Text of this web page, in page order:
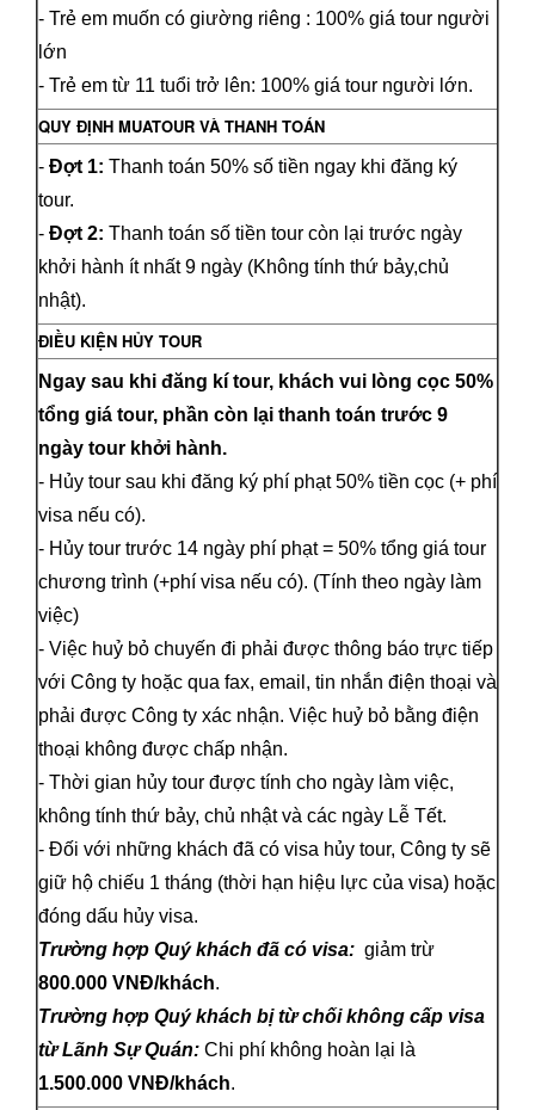
- Trẻ em muốn có giường riêng : 100% giá tour người
lớn
- Trẻ em từ 11 tuổi trở lên: 100% giá tour người lớn.
QUY ĐỊNH MUATOUR VÀ THANH TOÁN
- Đợt 1: Thanh toán 50% số tiền ngay khi đăng ký
tour.
- Đợt 2: Thanh toán số tiền tour còn lại trước ngày
khởi hành ít nhất 9 ngày (Không tính thứ bảy,chủ
nhật).
ĐIỀU KIỆN HỦY TOUR
Ngay sau khi đăng kí tour, khách vui lòng cọc 50%
tổng giá tour, phần còn lại thanh toán trước 9
ngày tour khởi hành.
- Hủy tour sau khi đăng ký phí phạt 50% tiền cọc (+ phí
visa nếu có).
- Hủy tour trước 14 ngày phí phạt = 50% tổng giá tour
chương trình (+phí visa nếu có). (Tính theo ngày làm
việc)
- Việc huỷ bỏ chuyến đi phải được thông báo trực tiếp
với Công ty hoặc qua fax, email, tin nhắn điện thoại và
phải được Công ty xác nhận. Việc huỷ bỏ bằng điện
thoại không được chấp nhận.
- Thời gian hủy tour được tính cho ngày làm việc,
không tính thứ bảy, chủ nhật và các ngày Lễ Tết.
- Đối với những khách đã có visa hủy tour, Công ty sẽ
giữ hộ chiếu 1 tháng (thời hạn hiệu lực của visa) hoặc
đóng dấu hủy visa.
Trường hợp Quý khách đã có visa: giảm trừ
800.000 VNĐ/khách.
Trường hợp Quý khách bị từ chối không cấp visa
từ Lãnh Sự Quán: Chi phí không hoàn lại là
1.500.000 VNĐ/khách.